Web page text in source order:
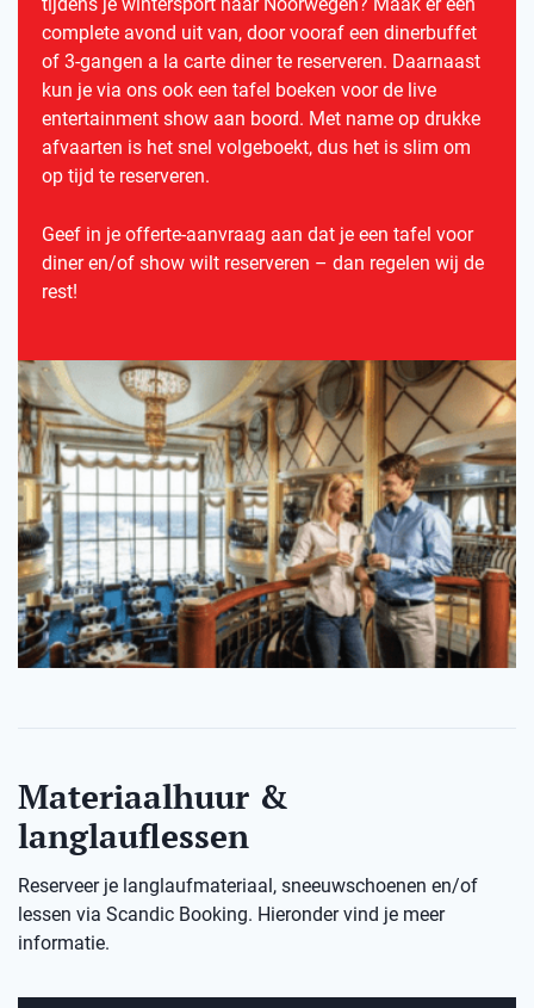
complete avond uit van, door vooraf een dinerbuffet
of 3-gangen a la carte diner te reserveren. Daarnaast
kun je via ons ook een tafel boeken voor de live
entertainment show aan boord. Met name op drukke
afvaarten is het snel volgeboekt, dus het is slim om
op tijd te reserveren.
Geef in je offerte-aanvraag aan dat je een tafel voor
diner en/of show wilt reserveren – dan regelen wij de
rest!
Materiaalhuur &
langlauflessen
Reserveer je langlaufmateriaal, sneeuwschoenen en/of
lessen via Scandic Booking. Hieronder vind je meer
informatie.